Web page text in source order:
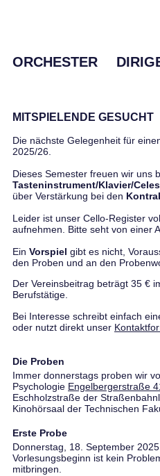
ORCHESTER
MITSPIELENDE GESUCHT
Die nächste Gelegenheit für
2025/26.
Dieses Semester freuen wir uns
Tasteninstrument/Klavier/
über Verstärkung bei den
Leider ist unser Cello-Register
aufnehmen. Bitte seht von einer
Ein Vorspiel gibt es nicht,
den Proben und an den
Der Vereinsbeitrag beträgt 35 €
Berufstätige.
Bei Interesse schreibt einfach
oder nutzt direkt unser
Die Proben
Immer donnerstags proben wir
Psychologie Engelbergerstraße
Eschholzstraße der
Kinohörsaal der Technischen
Erste Probe
Donnerstag, 18. September
Vorlesungsbeginn ist kein
mitbringen.